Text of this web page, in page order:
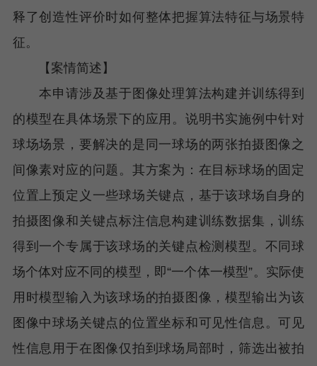
释了创造性评价时如何整体把握算法特征与场景特
征。
【案情简述】
本申请涉及基于图像处理算法构建并训练得到
的模型在具体场景下的应用。说明书实施例中针对
球场场景，要解决的是同一球场的两张拍摄图像之
间像素对应的问题。其方案为：在目标球场的固定
位置上预定义一些球场关键点，基于该球场自身的
拍摄图像和关键点标注信息构建训练数据集，训练
得到一个专属于该球场的关键点检测模型。不同球
场个体对应不同的模型，即“一个体一模型”。实际使
用时模型输入为该球场的拍摄图像，模型输出为该
图像中球场关键点的位置坐标和可见性信息。可见
性信息用于在图像仅拍到球场局部时，筛选出被拍